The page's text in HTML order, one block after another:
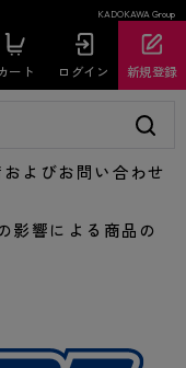
KADOKAWA Group
ート ログイン 新規登録
よびお問い合わせ
響による商品の